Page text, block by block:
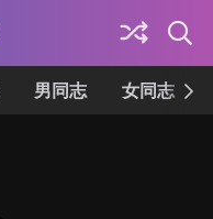
男同志 女同志